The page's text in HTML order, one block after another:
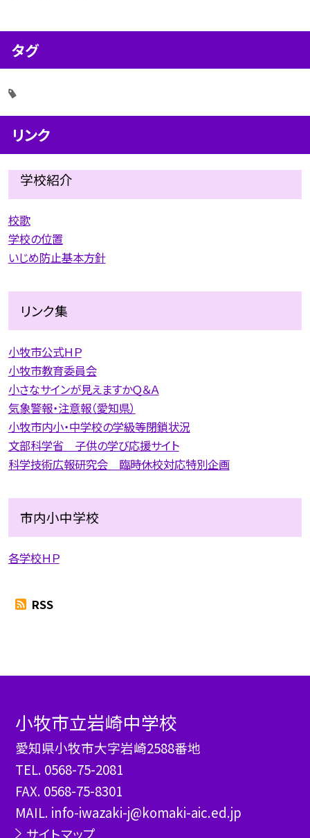
タグ
リンク
学校紹介
校歌
学校の位置
いじめ防止基本方針
リンク集
小牧市公式ＨＰ
小牧市教育委員会
小さなサインが見えますかＱ＆Ａ
気象警報・注意報（愛知県）
小牧市内小・中学校の学級等閉鎖状況
文部科学省 子供の学び応援サイト
科学技術広報研究会 臨時休校対応特別企画
市内小中学校
各学校ＨＰ
RSS
小牧市立岩崎中学校
愛知県小牧市大字岩崎2588番地
TEL. 0568-75-2081
FAX. 0568-75-8301
MAIL. info-iwazaki-j@komaki-aic.ed.jp
サイトマップ